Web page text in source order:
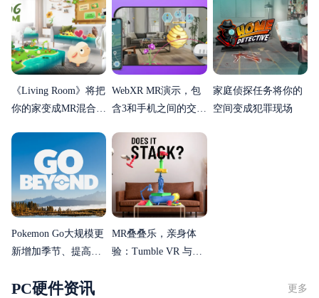
《Living Room》将把
你的家变成MR混合现
WebXR MR演示，包
含3和手机之间的交叉
家庭侦探任务将你的
空间变成犯罪现场
Pokemon Go大规模更
新增加季节、提高等
MR叠叠乐，亲身体
验：Tumble VR 与混
PC硬件资讯 更多